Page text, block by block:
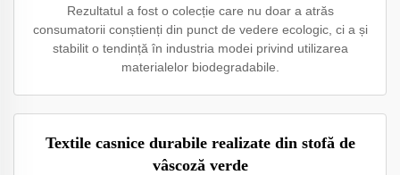
Rezultatul a fost o colecție care nu doar a atrăs
consumatorii conștienți din punct de vedere ecologic, ci a și
stabilit o tendință în industria modei privind utilizarea
materialelor biodegradabile.
Textile casnice durabile realizate din stofă de
vâscoză verde